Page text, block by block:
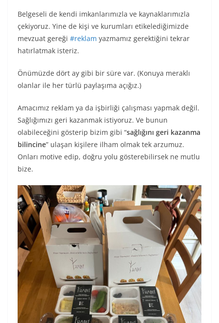
Belgeseli de kendi imkanlarımızla ve kaynaklarımızla
çekiyoruz. Yine de kişi ve kurumları etikelediğimizde
mevzuat gereği #reklam yazmamız gerektiğini tekrar
hatırlatmak isteriz.
Önümüzde dört ay gibi bir süre var. (Konuya meraklı
olanlar ile her türlü paylaşıma açığız.)
Amacımız reklam ya da işbirliği çalışması yapmak değil.
Sağlığımızı geri kazanmak istiyoruz. Ve bunun
olabileceğini gösterip bizim gibi “sağlığını geri kazanma
bilincine” ulaşan kişilere ilham olmak tek arzumuz.
Onları motive edip, doğru yolu gösterebilirsek ne mutlu
bize.